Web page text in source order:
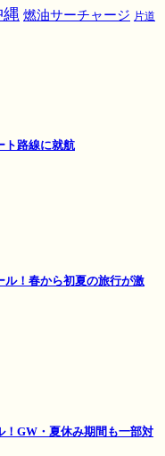
縄 燃油サーチャージ 片道
ト路線に就航
ル！春から初夏の旅行が激
！GW・夏休み期間も一部対